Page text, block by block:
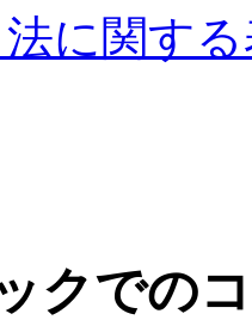
に関す
クでの